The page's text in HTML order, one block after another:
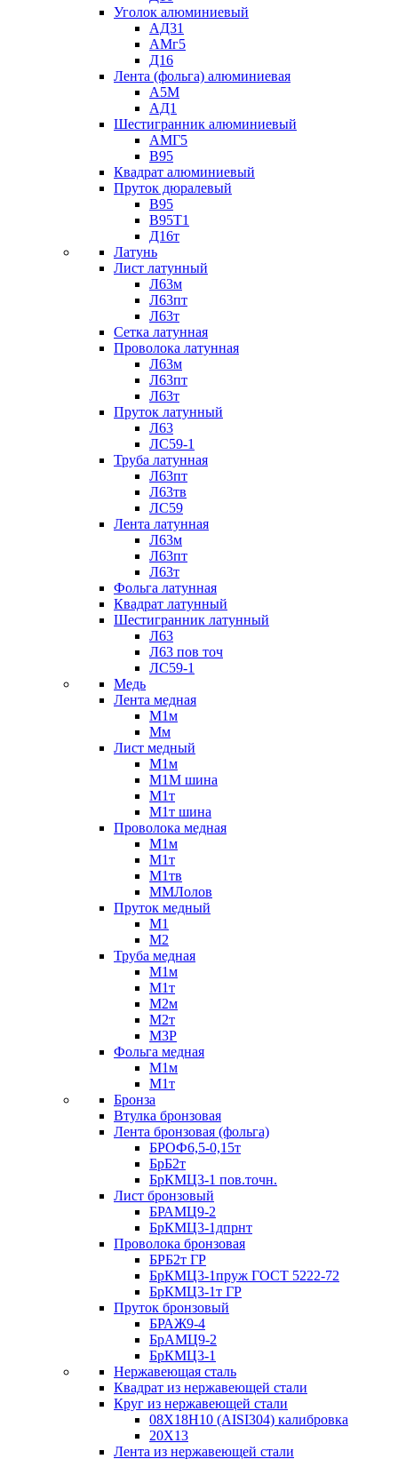
Уголок алюминиевый
АД31
АМг5
Д16
Лента (фольга) алюминиевая
А5М
АД1
Шестигранник алюминиевый
АМГ5
В95
Квадрат алюминиевый
Пруток дюралевый
В95
В95Т1
Д16т
Латунь
Лист латунный
Л63м
Л63пт
Л63т
Сетка латунная
Проволока латунная
Л63м
Л63пт
Л63т
Пруток латунный
Л63
ЛС59-1
Труба латунная
Л63пт
Л63тв
ЛС59
Лента латунная
Л63м
Л63пт
Л63т
Фольга латунная
Квадрат латунный
Шестигранник латунный
Л63
Л63 пов точ
ЛС59-1
Медь
Лента медная
М1м
Мм
Лист медный
М1м
М1М шина
М1т
М1т шина
Проволока медная
М1м
М1т
М1тв
ММЛолов
Пруток медный
М1
М2
Труба медная
М1м
М1т
М2м
М2т
М3Р
Фольга медная
М1м
М1т
Бронза
Втулка бронзовая
Лента бронзовая (фольга)
БРОФ6,5-0,15т
БрБ2т
БрКМЦ3-1 пов.точн.
Лист бронзовый
БРАМЦ9-2
БрКМЦ3-1дпрнт
Проволока бронзовая
БРБ2т ГР
БрКМЦ3-1пруж ГОСТ 5222-72
БрКМЦ3-1т ГР
Пруток бронзовый
БРАЖ9-4
БрАМЦ9-2
БрКМЦ3-1
Нержавеющая сталь
Квадрат из нержавеющей стали
Круг из нержавеющей стали
08Х18Н10 (AISI304) калибровка
20Х13
Лента из нержавеющей стали